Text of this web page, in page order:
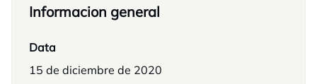
Informacion general
Data
15 de diciembre de 2020